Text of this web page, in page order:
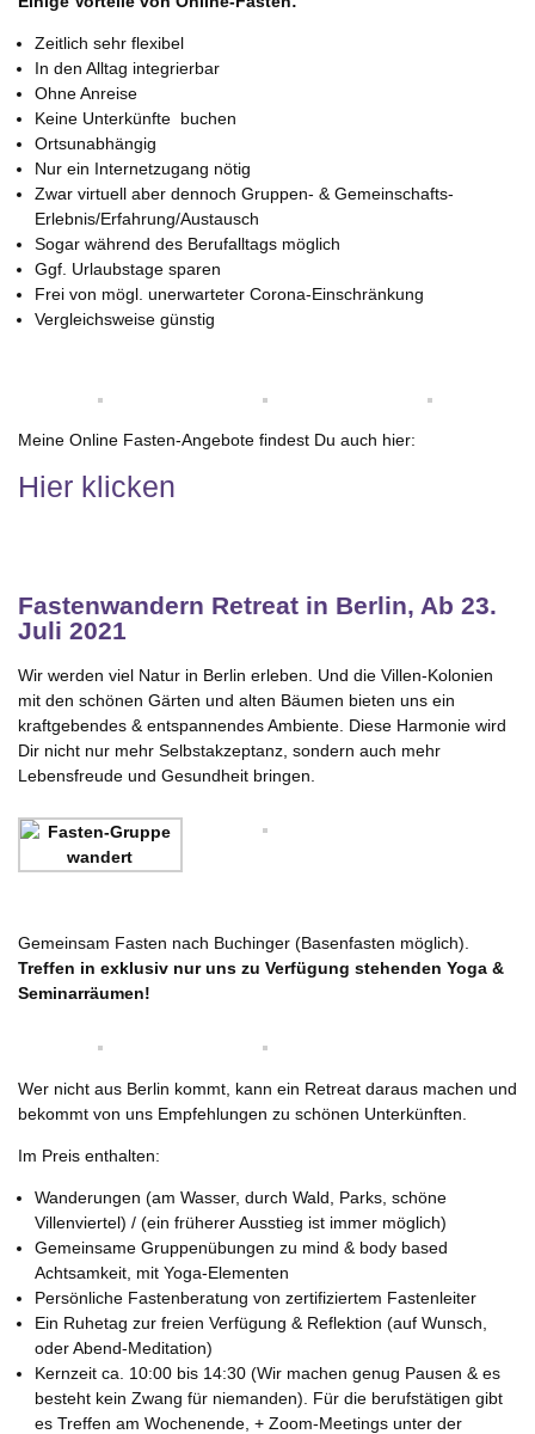
Zeitlich sehr flexibel
In den Alltag integrierbar
Ohne Anreise
Keine Unterkünfte buchen
Ortsunabhängig
Nur ein Internetzugang nötig
Zwar virtuell aber dennoch Gruppen- & Gemeinschafts-
Erlebnis/Erfahrung/Austausch
Sogar während des Berufalltags möglich
Ggf. Urlaubstage sparen
Frei von mögl. unerwarteter Corona-Einschränkung
Vergleichsweise günstig
Meine Online Fasten-Angebote findest Du auch hier:
Hier klicken
Fastenwandern Retreat in Berlin, Ab 23.
Juli 2021
Wir werden viel Natur in Berlin erleben. Und die Villen-Kolonien
mit den schönen Gärten und alten Bäumen bieten uns ein
kraftgebendes & entspannendes Ambiente. Diese Harmonie wird
Dir nicht nur mehr Selbstakzeptanz, sondern auch mehr
Lebensfreude und Gesundheit bringen.
Gemeinsam Fasten nach Buchinger (Basenfasten möglich).
Treffen in exklusiv nur uns zu Verfügung stehenden Yoga &
Seminarräumen!
Wer nicht aus Berlin kommt, kann ein Retreat daraus machen und
bekommt von uns Empfehlungen zu schönen Unterkünften.
Im Preis enthalten:
Wanderungen (am Wasser, durch Wald, Parks, schöne
Villenviertel) / (ein früherer Ausstieg ist immer möglich)
Gemeinsame Gruppenübungen zu mind & body based
Achtsamkeit, mit Yoga-Elementen
Persönliche Fastenberatung von zertifiziertem Fastenleiter
Ein Ruhetag zur freien Verfügung & Reflektion (auf Wunsch,
oder Abend-Meditation)
Kernzeit ca. 10:00 bis 14:30 (Wir machen genug Pausen & es
besteht kein Zwang für niemanden). Für die berufstätigen gibt
es Treffen am Wochenende, + Zoom-Meetings unter der